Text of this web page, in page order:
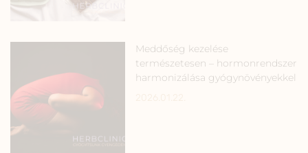
Meddőség kezelése
természetesen – hormonrendszer
harmonizálása gyógynövényekkel